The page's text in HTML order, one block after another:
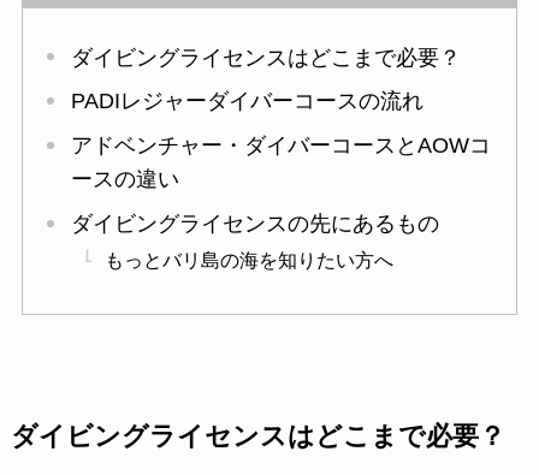
ダイビングライセンスはどこまで必要？
PADIレジャーダイバーコースの流れ
アドベンチャー・ダイバーコースとAOWコ
ースの違い
ダイビングライセンスの先にあるもの
もっとバリ島の海を知りたい方へ
ダイビングライセンスはどこまで必要？